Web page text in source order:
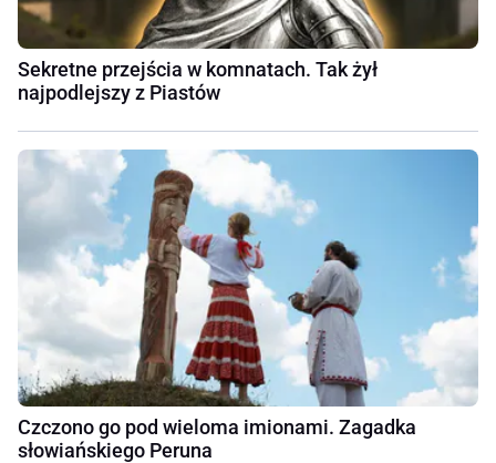
Sekretne przejścia w komnatach. Tak żył
najpodlejszy z Piastów
Czczono go pod wieloma imionami. Zagadka
słowiańskiego Peruna